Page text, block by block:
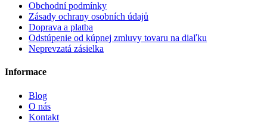
Obchodní podmínky
Zásady ochrany osobních údajů
Doprava a platba
Odstúpenie od kúpnej zmluvy tovaru na diaľku
Neprevzatá zásielka
Informace
Blog
O nás
Kontakt